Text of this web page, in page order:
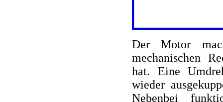
Der Motor
mechanischen
hat. Eine
wieder
Nebenbei